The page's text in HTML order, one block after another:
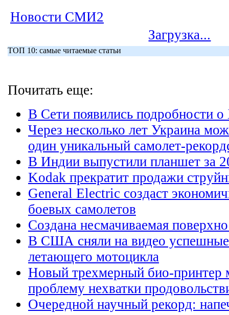
Новости СМИ2
Загрузка...
ТОП 10: самые читаемые статьи
Почитать еще:
В Сети появились подробности
Через несколько лет Украина
один уникальный самолет-
В Индии выпустили планшет за
Kodak прекратит продажи
General Electric создаст
боевых самолетов
Создана несмачиваемая
В США сняли на видео успешные
летающего мотоцикла
Новый трехмерный био-принтер
проблему нехватки
Очередной научный рекорд: